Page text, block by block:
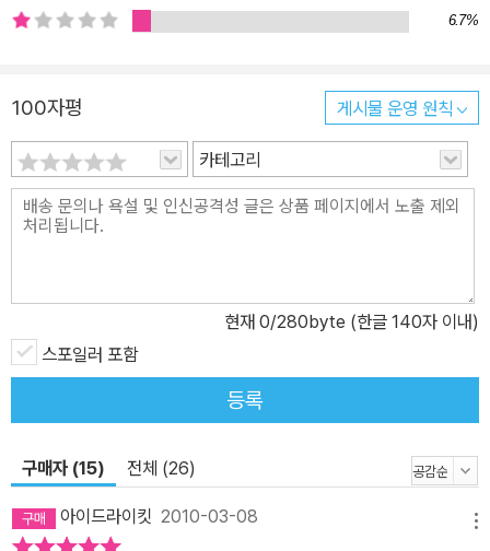
던 투페이스 그리고 배트맨 최강의 적 조커가 슬슬 활동을 시작한다.
투페이스, 조커를 처단하고, 핵폭탄의 진로를 돌려놓고 돌아온 슈퍼
맨과 마지막 결전을 시작한다. 미국 정부의 요원이 된 ‘모범생 슈퍼히
어로’ 클라크 켄트와 법질서의 울타리 밖으로 자꾸만 뛰쳐나가는 ‘문
제아’ 브루스 웨인. 둘의 대결에서 최후의 승자는 누가 될 것인가? 그
래픽 노블을 문학의 경지로 끌어올린 걸작 배트맨은 긴 역사만큼이나
있는 작품이 탄생했다. <다크 나이트 리턴즈> 는 ‘노년이 된 배트맨’
이야기로, 너무 일찍 세상에 나온 배트맨 후일담, 즉 ‘외전’ 격의 작품
던 배트맨 시리즈를 다시 어둡고 무거운 누아르 탐정물로 되돌려 놓
슈퍼히어로 장르 전체의 판도를 바꿔 놓았다고 해도 과언이 아니다.
또한 복잡한 스토리와 진지한 주제 의식, 독특한 연출 기법으로 그때
까지 아이들의 장르였던 만화를 어른의 장르로 격상시키며 아트 슈피
6.7%
100자평 게시물 운영 원칙
카테고리
현재 0/280byte (한글 140자 이내)
스포일러 포함
등록
구매자 (15) 전체 (26)
아이드라이킷 2010-03-08